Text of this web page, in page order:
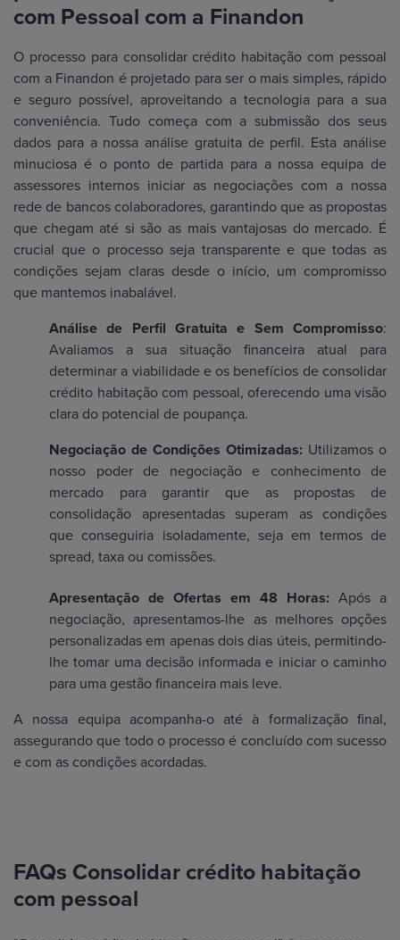
com Pessoal com a Finandon
O processo para consolidar crédito habitação com pessoal
com a Finandon é projetado para ser o mais simples, rápido
e seguro possível, aproveitando a tecnologia para a sua
conveniência. Tudo começa com a submissão dos seus
dados para a nossa análise gratuita de perfil. Esta análise
minuciosa é o ponto de partida para a nossa equipa de
assessores internos iniciar as negociações com a nossa
rede de bancos colaboradores, garantindo que as propostas
que chegam até si são as mais vantajosas do mercado. É
crucial que o processo seja transparente e que todas as
condições sejam claras desde o início, um compromisso
que mantemos inabalável.
Análise de Perfil Gratuita e Sem Compromisso:
Avaliamos a sua situação financeira atual para
determinar a viabilidade e os benefícios de consolidar
crédito habitação com pessoal, oferecendo uma visão
clara do potencial de poupança.
Negociação de Condições Otimizadas: Utilizamos o
nosso poder de negociação e conhecimento de
mercado para garantir que as propostas de
consolidação apresentadas superam as condições
que conseguiria isoladamente, seja em termos de
spread, taxa ou comissões.
Apresentação de Ofertas em 48 Horas: Após a
negociação, apresentamos-lhe as melhores opções
personalizadas em apenas dois dias úteis, permitindo-
lhe tomar uma decisão informada e iniciar o caminho
para uma gestão financeira mais leve.
A nossa equipa acompanha-o até à formalização final,
assegurando que todo o processo é concluído com sucesso
e com as condições acordadas.
FAQs Consolidar crédito habitação
com pessoal